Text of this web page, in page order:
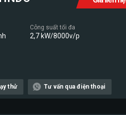
Công suất tối đa
2,7 kW/8000v/p
thử Tư vấn qua điện thoại